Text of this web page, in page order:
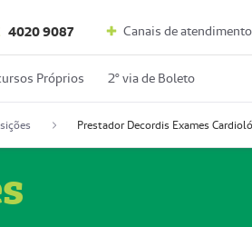
4020 9087 Canais de atendimento
Próprios 2º via de Boleto